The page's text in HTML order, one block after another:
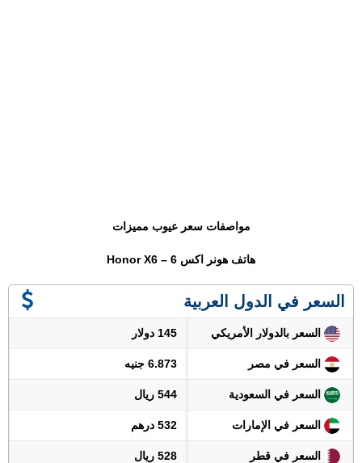
مواصفات سعر عيوب مميزات
هاتف هونر اكس 6 – Honor X6
السعر في الدول العربية
السعر بالدولار الأمريكي 145 دولار
السعر في مصر 6.873 جنيه
السعر في السعودية 544 ريال
السعر في الإمارات 532 درهم
السعر في قطر 528 ريال